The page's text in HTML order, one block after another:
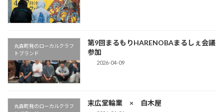
丸森町発のローカルクラフ
トブランド
第9回まるもりHARENOBAまるしぇ会議
参加
2026-04-09
丸森町発のローカルクラフ
末広堂輪業 × 白木屋